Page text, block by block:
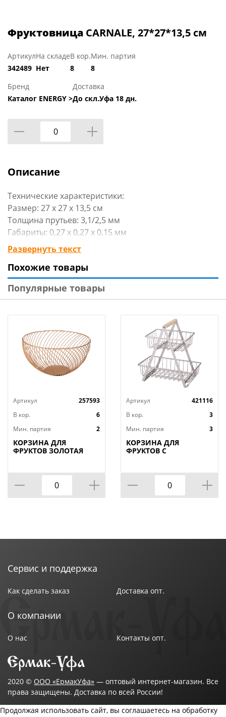
Фруктовница CARNALE, 27*27*13,5 см
Артикул
342489
На складе
Нет
В кор.
8
Мин. партия
8
Бренд
Каталог ENERGY >
Доставка
До скл.Уфа 18 дн.
Описание
Технические характеристики:
Размер: 27 х 27 х 13,5 см
Толщина прутьев: 3,1/2,5 мм
Габариты: 0,27 x 0,27 x 0,15 мм
Материал изделия: металл с порошковым
покрытием
Вес: 216 гр
Бренд: Mallony
Страна-изготовитель: Китай
Развернуть текст
Похожие товары
Популярные товары
Артикул
257593
В кор.
6
Мин. партия
2
КОРЗИНА ДЛЯ
ФРУКТОВ ЗОЛОТАЯ
Артикул
421116
В кор.
3
Мин. партия
3
КОРЗИНА ДЛЯ
ФРУКТОВ С
КОР=6ШТ
Сервис и поддержка
Как сделать заказ Доставка опт.
О компании
О нас Контакты опт.
2020 © ООО «ЕрмакУфа» — оптовый интернет-магазин. Все
права защищены. Доставка по всей России!
Продолжая использовать сайт, вы соглашаетесь на обработку